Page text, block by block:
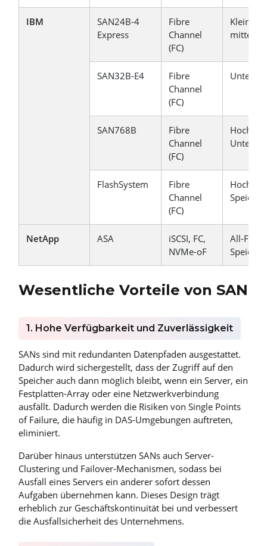
IBM
SAN24B-4
Express
Fibre
Channel
(FC)
Kleine
SAN32B-E4
Fibre
Channel
(FC)
SAN768B
Fibre
Channel
(FC)
Hoch
FlashSystem
Fibre
Channel
(FC)
Speicher
NetApp ASA
iSCSI, FC,
NVMe-oF
All-
Speicher
Wesentliche Vorteile von SAN
1. Hohe Verfügbarkeit und Zuverlässigkeit
SANs sind mit redundanten Datenpfaden ausgestattet.
Dadurch wird sichergestellt, dass der Zugriff auf den
Speicher auch dann möglich bleibt, wenn ein Server, ein
Festplatten-Array oder eine Netzwerkverbindung
ausfällt. Dadurch werden die Risiken von Single Points
of Failure, die häufig in DAS-Umgebungen auftreten,
eliminiert.
Darüber hinaus unterstützen SANs auch Server-
Clustering und Failover-Mechanismen, sodass bei
Ausfall eines Servers ein anderer sofort dessen
Aufgaben übernehmen kann. Dieses Design trägt
erheblich zur Geschäftskontinuität bei und verbessert
die Ausfallsicherheit des Unternehmens.